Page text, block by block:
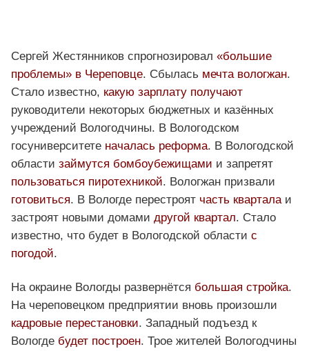
Сергей Жестянников спрогнозировал «большие
проблемы» в Череповце. Сбылась мечта вологжан.
Стало известно, какую зарплату получают
руководители некоторых бюджетных и казённых
учреждений Вологодчины. В Вологодском
госуниверситете началась реформа. В Вологодской
области займутся бомбоубежищами и запретят
пользоваться пиротехникой. Вологжан призвали
готовиться. В Вологде перестроят часть кварталаи
застроят новыми домами другой квартал. Стало
известно, что будет в Вологодской области с
погодой.
На окраине Вологды развернётся большая стройка.
На череповецком предприятии вновь произошли
кадровые перестановки. Западный подъезд к
Вологде будет построен. Трое жителей Вологодчины